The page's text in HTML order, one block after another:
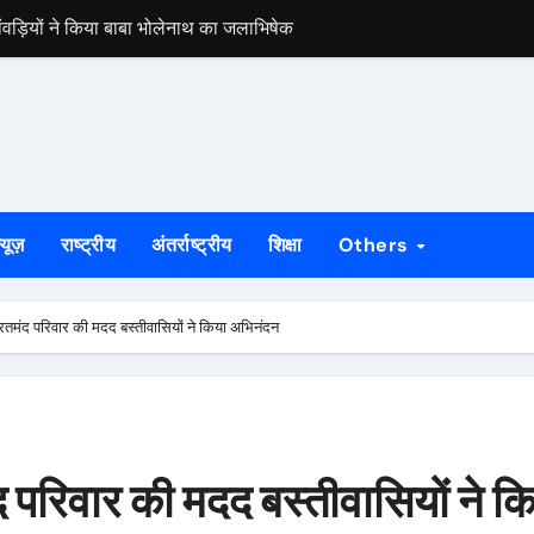
ने किया बाबा भोलेनाथ का जलाभिषेक
मांगू ईचागुटू और प्रतिका महतो रहे प्रथम
मना विश्व आदिवासी दिवस
से बरामद, गुवा पुलिस ने सकुशल लौटाया
का रेस्क्यू, धान रोपनी के लिए जा रही थीं राउरकेला
राष्ट्रीय अंतर्राष्ट्रीय शिक्षा Others
परिवार की मदद बस्तीवासियों ने किया अभिनंदन
की मदद बस्तीवासियों ने